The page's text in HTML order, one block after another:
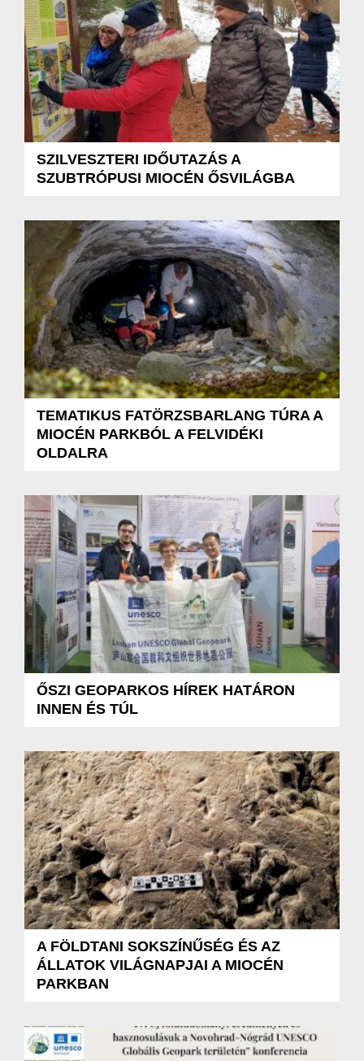
SZILVESZTERI IDŐUTAZÁS A
SZUBTRÓPUSI MIOCÉN ŐSVILÁGBA
TEMATIKUS FATÖRZSBARLANG TÚRA A
MIOCÉN PARKBÓL A FELVIDÉKI
OLDALRA
ŐSZI GEOPARKOS HÍREK HATÁRON
INNEN ÉS TÚL
A FÖLDTANI SOKSZÍNŰSÉG ÉS AZ
ÁLLATOK VILÁGNAPJAI A MIOCÉN
PARKBAN